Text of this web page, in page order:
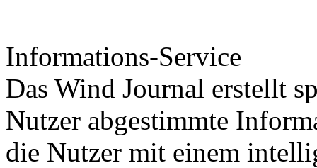
Informations-Service
Das Wind Journal erstellt
Nutzer abgestimmte
die Nutzer mit einem